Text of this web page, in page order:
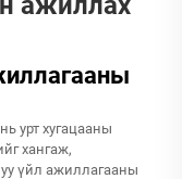
урт хугацааны
хангаж,
үйл ажиллагааны